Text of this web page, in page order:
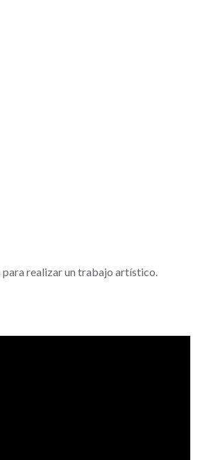
para realizar un trabajo artístico.